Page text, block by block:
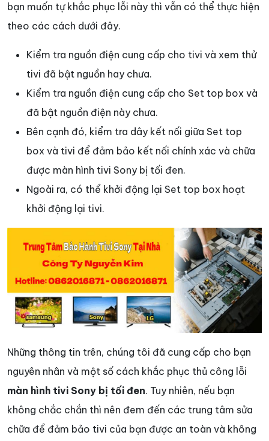
bạn muốn tự khắc phục lỗi này thì vẫn có thể thực hiện
theo các cách dưới đây.
Kiểm tra nguồn điện cung cấp cho tivi và xem thử
tivi đã bật nguồn hay chưa.
Kiểm tra nguồn điện cung cấp cho Set top box và
đã bật nguồn điện này chưa.
Bên cạnh đó, kiểm tra dây kết nối giữa Set top
box và tivi để đảm bảo kết nối chính xác và chữa
được màn hình tivi Sony bị tối đen.
Ngoài ra, có thể khởi động lại Set top box hoạt
khởi động lại tivi.
Những thông tin trên, chúng tôi đã cung cấp cho bạn
nguyên nhân và một số cách khắc phục thủ công lỗi
màn hình tivi Sony bị tối đen. Tuy nhiên, nếu bạn
không chắc chắn thì nên đem đến các trung tâm sửa
chữa để đảm bảo tivi của bạn được an toàn và không